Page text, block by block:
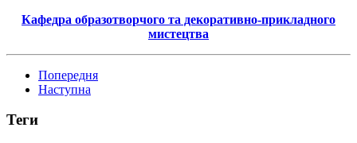
Кафедра образотворчого та декоративно-прикладного
мистецтва
Попередня
Наступна
Теги